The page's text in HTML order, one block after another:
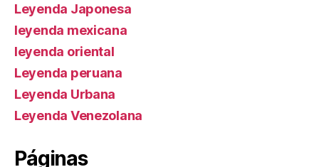
Leyenda Japonesa
leyenda mexicana
leyenda oriental
Leyenda peruana
Leyenda Urbana
Leyenda Venezolana
Páginas